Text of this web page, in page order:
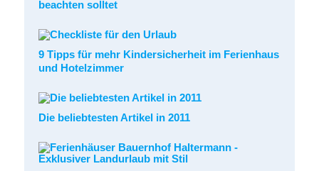
beachten solltet
9 Tipps für mehr Kindersicherheit im Ferienhaus
und Hotelzimmer
Die beliebtesten Artikel in 2011